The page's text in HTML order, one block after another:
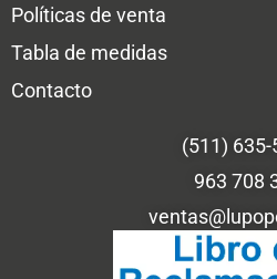
Políticas de venta
Tabla de medidas
Contacto
(511) 635-
963 708